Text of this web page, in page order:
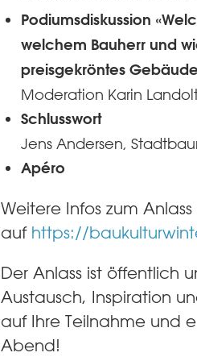
Podiumsdiskussion
welchem Bauherr und
preisgekröntes
Moderation Karin
Schlusswort
Jens Andersen,
Apéro
Weitere Infos zum Anlass
auf https://
Der Anlass ist öffentlich
Austausch, Inspiration
auf Ihre Teilnahme und
Abend!